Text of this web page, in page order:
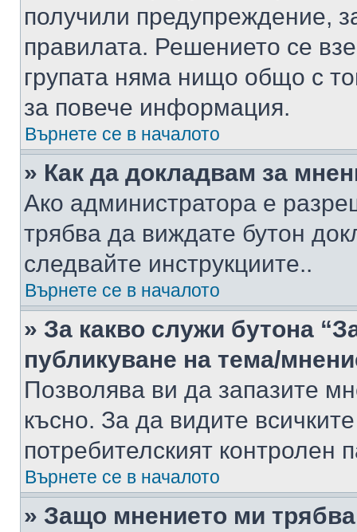
получили предупреждение,
правилата. Решението се
групата няма нищо общо с
за повече информация.
Върнете се в началото
» Как да докладвам за
Ако администратора е
трябва да виждате бутон
следвайте инструкциите..
Върнете се в началото
» За какво служи бутона
публикуване на тема/
Позволява ви да запазите
късно. За да видите
потребителският контролен
Върнете се в началото
» Защо мнението ми